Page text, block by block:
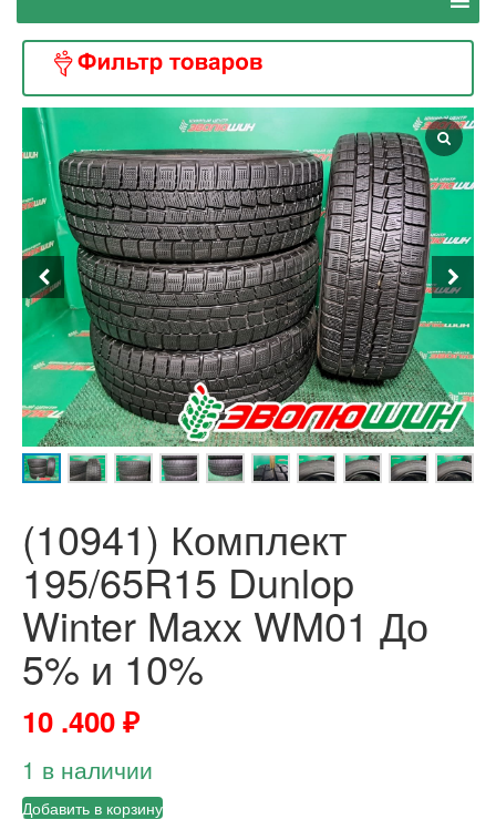
(10941) Комплект
195/65R15 Dunlop
Winter Maxx WM01 До
5% и 10%
10 .400₽
1 в наличии
Добавить в корзину